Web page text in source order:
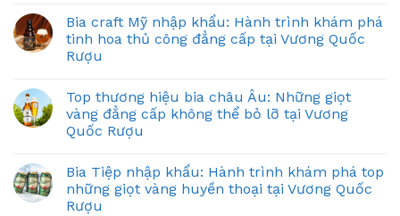
Bia craft Mỹ nhập khẩu: Hành trình khám phá
tinh hoa thủ công đẳng cấp tại Vương Quốc
Rượu
Top thương hiệu bia châu Âu: Những giọt
vàng đẳng cấp không thể bỏ lỡ tại Vương
Quốc Rượu
Bia Tiệp nhập khẩu: Hành trình khám phá top
những giọt vàng huyền thoại tại Vương Quốc
Rượu